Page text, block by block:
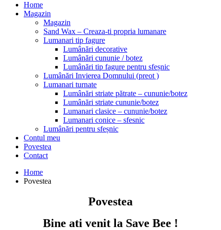
Home
Magazin
Magazin
Sand Wax – Creaza-ti propria lumanare
Lumanari tip fagure
Lumânări decorative
Lumânări cununie / botez
Lumânări tip fagure pentru sfeșnic
Lumânări Invierea Domnului (preot )
Lumanari turnate
Lumânări striate pătrate – cununie/botez
Lumânări striate cununie/botez
Lumanari clasice – cununie/botez
Lumanari conice – sfesnic
Lumânări pentru sfeșnic
Contul meu
Povestea
Contact
Home
Povestea
Povestea
Bine ati venit la Save Bee !